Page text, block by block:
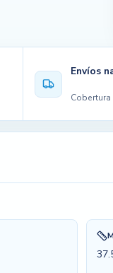
Envíos